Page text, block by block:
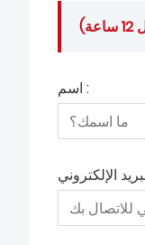
اسم :